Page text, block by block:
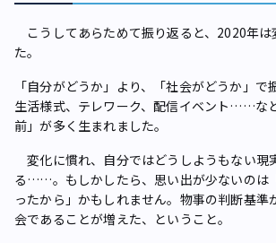
こうしてあらためて振り返ると、2020年は
た。
「自分がどうか」より、「社会がどうか」で
生活様式、テレワーク、配信イベント……な
前」が多く生まれました。
変化に慣れ、自分ではどうしようもない現
る……。もしかしたら、思い出が少ないのは
ったから」かもしれません。物事の判断基準
会であることが増えた、ということ。